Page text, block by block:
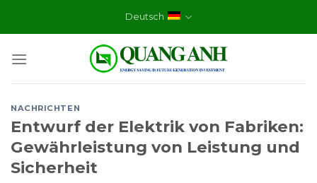
Deutsch
NACHRICHTEN
Entwurf der Elektrik von Fabriken:
Gewährleistung von Leistung und
Sicherheit